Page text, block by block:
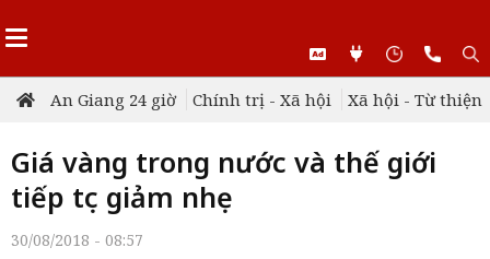
An Giang 24 giờ Chính trị - Xã hội Xã hội - Từ thiện
Giá vàng trong nước và thế giới
tiếp tục giảm nhẹ
30/08/2018 - 08:57